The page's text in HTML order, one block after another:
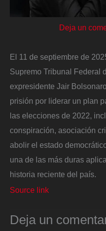
Deja un
El 11 de septiembre de
Supremo Tribunal Federal
expresidente Jair
prisión por liderar un plan
las elecciones de 2022,
conspiración, asociación
abolir el estado
una de las más duras
historia reciente del país.
Source link
Deja un